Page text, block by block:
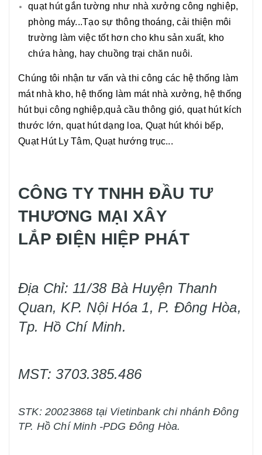
quạt hút gắn tường như nhà xưởng công nghiệp,
phòng máy...Tạo sự thông thoáng, cải thiện môi
trường làm việc tốt hơn cho khu sản xuất, kho
chứa hàng, hay chuồng trại chăn nuôi.
Chúng tôi nhận tư vấn và thi công các hệ thống làm
mát nhà kho, hệ thống làm mát nhà xưởng, hệ thống
hút bụi công nghiệp,quả cầu thông gió, quạt hút kích
thước lớn, quạt hút dạng loa, Quạt hút khói bếp,
Quạt Hút Ly Tâm, Quạt hướng trục...
CÔNG TY TNHH ĐẦU TƯ
THƯƠNG MẠI XÂY
LẮP ĐIỆN HIỆP PHÁT
Địa Chỉ: 11/38 Bà Huyện Thanh
Quan, KP. Nội Hóa 1, P. Đông Hòa,
Tp. Hồ Chí Minh.
MST: 3703.385.486
STK: 20023868 tại Vietinbank chi nhánh Đông
TP. Hồ Chí Minh -PDG Đông Hòa.